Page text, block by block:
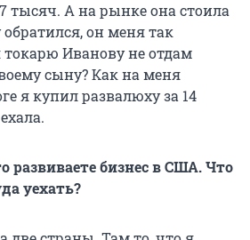
тысяч. А на рынке она стоила
он меня так
токарю Иванову не отдам
сыну? Как на меня
я купил развалюху за 14
развиваете бизнес в США. Что
уехать?